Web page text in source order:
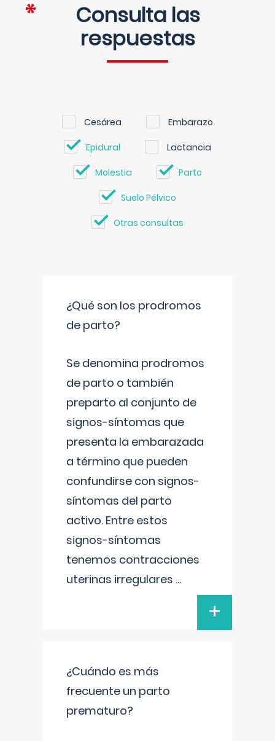
Consulta las
respuestas
Cesárea Embarazo
Epidural Lactancia
Molestia Parto
Suelo Pélvico
Otras consultas
¿Qué son los prodromos
de parto?
Se denomina prodromos
de parto o también
preparto al conjunto de
signos-síntomas que
presenta la embarazada
a término que pueden
confundirse con signos-
síntomas del parto
activo. Entre estos
signos-síntomas
tenemos contracciones
uterinas irregulares ...
+
¿Cuándo es más
frecuente un parto
prematuro?